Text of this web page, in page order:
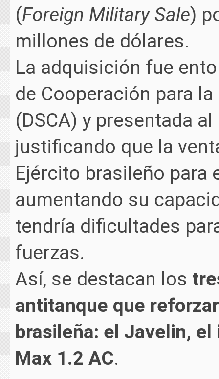
(Foreign Military Sale)
millones de dólares.
La adquisición fue
de Cooperación para
(DSCA) y presentada
justificando que la
Ejército brasileño para
aumentando su
tendría dificultades
fuerzas.
Así, se destacan los
antitanque que
brasileña: el Javelin,
Max 1.2 AC.